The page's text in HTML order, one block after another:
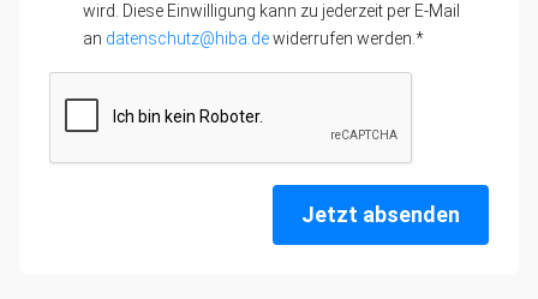
wird. Diese Einwilligung kann zu jederzeit per E-Mail
an datenschutz@hiba.dewiderrufen werden.*
Jetzt absenden